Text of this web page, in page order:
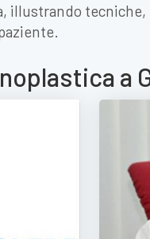
illustrando
a